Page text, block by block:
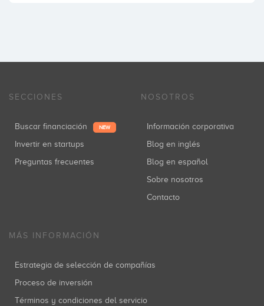
SECCIONES
Buscar financiación NEW
Invertir en startups
Preguntas frecuentes
NOSOTROS
Información corporativa
Blog en inglés
Blog en español
Sobre nosotros
Contacto
MÁS INFORMACIÓN
Estrategia de selección de compañías
Proceso de inversión
Términos y condiciones del servicio